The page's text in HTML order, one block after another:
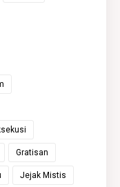
Gratisan
Jejak Mistis